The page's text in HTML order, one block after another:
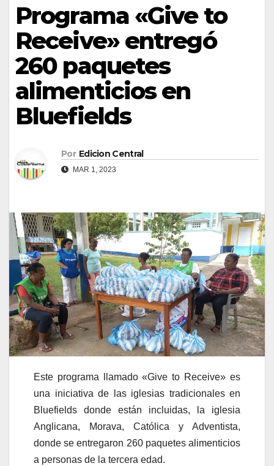
Programa «Give to
Receive» entregó
260 paquetes
alimenticios en
Bluefields
Por Edicion Central
MAR 1, 2023
Este programa llamado «Give to Receive» es
una iniciativa de las iglesias tradicionales en
Bluefields donde están incluidas, la iglesia
Anglicana, Morava, Católica y Adventista,
donde se entregaron 260 paquetes alimenticios
a personas de la tercera edad.